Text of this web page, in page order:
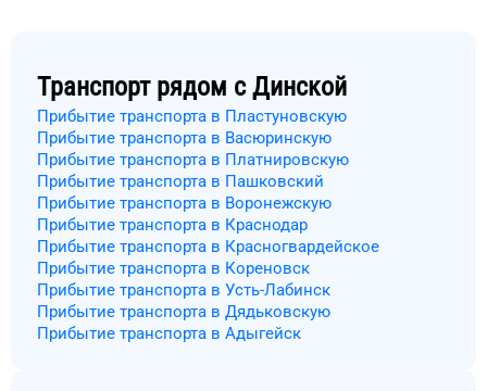
Транспорт рядом с Динской
Прибытие транспорта в Пластуновскую
Прибытие транспорта в Васюринскую
Прибытие транспорта в Платнировскую
Прибытие транспорта в Пашковский
Прибытие транспорта в Воронежскую
Прибытие транспорта в Краснодар
Прибытие транспорта в Красногвардейское
Прибытие транспорта в Кореновск
Прибытие транспорта в Усть-Лабинск
Прибытие транспорта в Дядьковскую
Прибытие транспорта в Адыгейск